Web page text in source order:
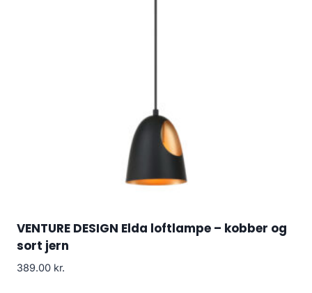
VENTURE DESIGN Elda loftlampe – kobber og
sort jern
389.00 kr.